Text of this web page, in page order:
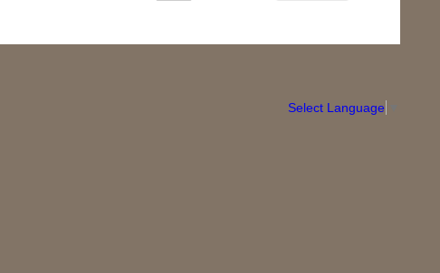
Select Language